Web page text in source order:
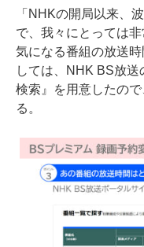
「NHKの開局以来、
で、我々にとっては
気になる番組の放送
しては、NHK BS放
検索』を用意したの
る。